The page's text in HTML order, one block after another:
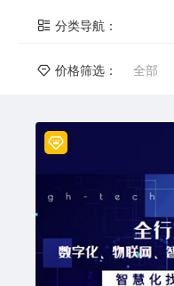
分类导航：
价格筛选： 全部